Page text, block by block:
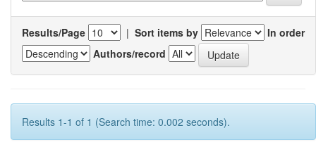
Results/Page | Sort items by
In order
Authors/record
Results 1-1 of 1 (Search time: 0.002 seconds).